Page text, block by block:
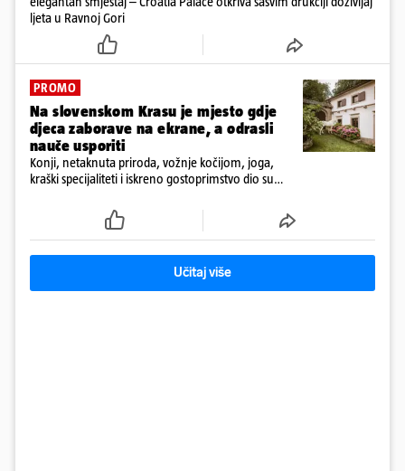
ljeta u Ravnoj Gori
PROMO
Na slovenskom Krasu je mjesto gdje
djeca zaborave na ekrane, a odrasli
nauče usporiti
Konji, netaknuta priroda, vožnje kočijom, joga,
kraški specijaliteti i iskreno gostoprimstvo dio su
Učitaj više